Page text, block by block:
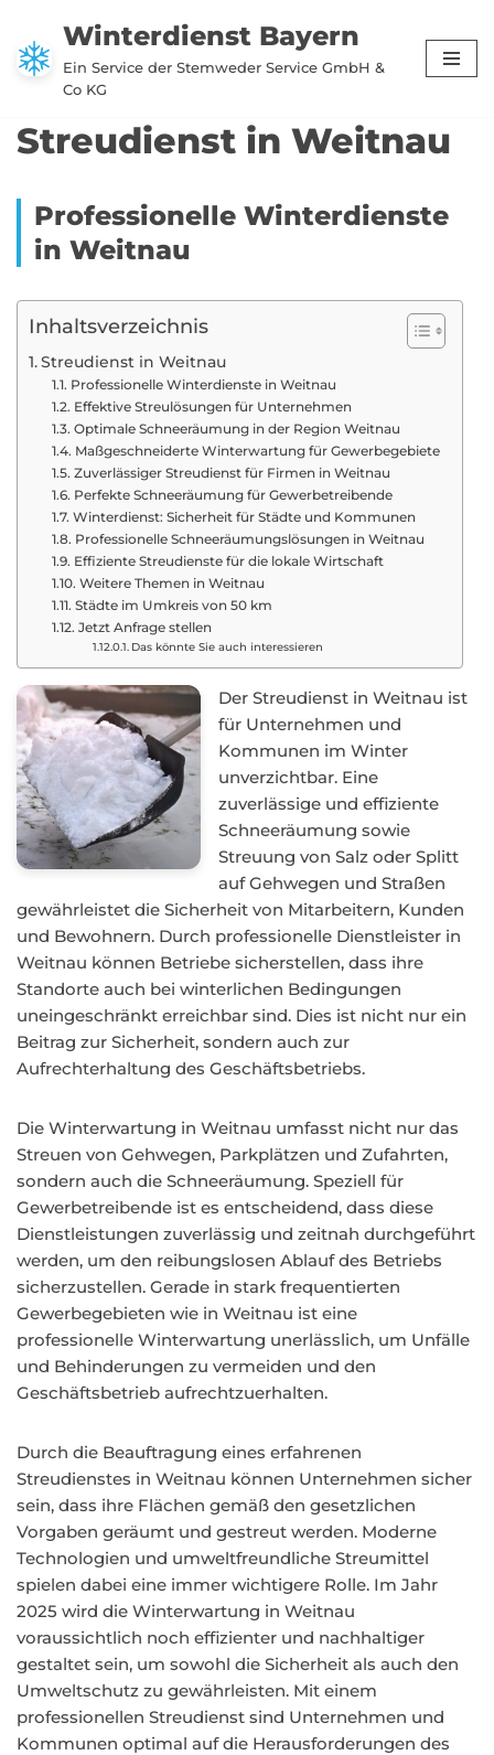
Zum
Inhalt
Winterdienst Bayern
Ein Service der Stemweder Service GmbH &
Co KG
Streudienst in Weitnau
Professionelle Winterdienste
in Weitnau
Inhaltsverzeichnis
Streudienst in Weitnau
Professionelle Winterdienste in Weitnau
Effektive Streulösungen für Unternehmen
Optimale Schneeräumung in der Region Weitnau
Maßgeschneiderte Winterwartung für Gewerbegebiete
Zuverlässiger Streudienst für Firmen in Weitnau
Perfekte Schneeräumung für Gewerbetreibende
Winterdienst: Sicherheit für Städte und Kommunen
Professionelle Schneeräumungslösungen in Weitnau
Effiziente Streudienste für die lokale Wirtschaft
Weitere Themen in Weitnau
Städte im Umkreis von 50 km
Jetzt Anfrage stellen
Das könnte Sie auch interessieren
Der Streudienst in Weitnau ist
für Unternehmen und
Kommunen im Winter
unverzichtbar. Eine
zuverlässige und effiziente
Schneeräumung sowie
Streuung von Salz oder Splitt
auf Gehwegen und Straßen
gewährleistet die Sicherheit von Mitarbeitern, Kunden
und Bewohnern. Durch professionelle Dienstleister in
Weitnau können Betriebe sicherstellen, dass ihre
Standorte auch bei winterlichen Bedingungen
uneingeschränkt erreichbar sind. Dies ist nicht nur ein
Beitrag zur Sicherheit, sondern auch zur
Aufrechterhaltung des Geschäftsbetriebs.
Die Winterwartung in Weitnau umfasst nicht nur das
Streuen von Gehwegen, Parkplätzen und Zufahrten,
sondern auch die Schneeräumung. Speziell für
Gewerbetreibende ist es entscheidend, dass diese
Dienstleistungen zuverlässig und zeitnah durchgeführt
werden, um den reibungslosen Ablauf des Betriebs
sicherzustellen. Gerade in stark frequentierten
Gewerbegebieten wie in Weitnau ist eine
professionelle Winterwartung unerlässlich, um Unfälle
und Behinderungen zu vermeiden und den
Geschäftsbetrieb aufrechtzuerhalten.
Durch die Beauftragung eines erfahrenen
Streudienstes in Weitnau können Unternehmen sicher
sein, dass ihre Flächen gemäß den gesetzlichen
Vorgaben geräumt und gestreut werden. Moderne
Technologien und umweltfreundliche Streumittel
spielen dabei eine immer wichtigere Rolle. Im Jahr
2025 wird die Winterwartung in Weitnau
voraussichtlich noch effizienter und nachhaltiger
gestaltet sein, um sowohl die Sicherheit als auch den
Umweltschutz zu gewährleisten. Mit einem
professionellen Streudienst sind Unternehmen und
Kommunen optimal auf die Herausforderungen des